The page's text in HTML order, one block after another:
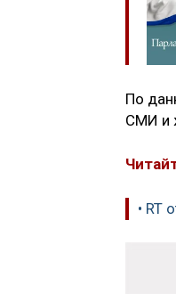
По
СМИ и
• RT